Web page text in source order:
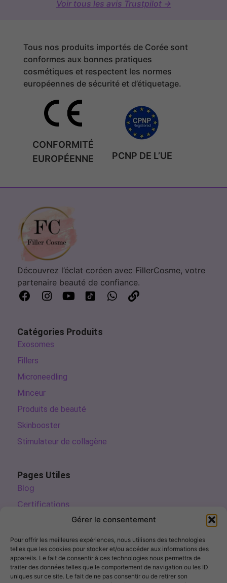
Gérer le consentement
Pour offrir les meilleures expériences, nous utilisons des technologies
telles que les cookies pour stocker et/ou accéder aux informations des
appareils. Le fait de consentir à ces technologies nous permettra de
traiter des données telles que le comportement de navigation ou les ID
uniques sur ce site. Le fait de ne pas consentir ou de retirer son
Voir tous les avis Trustpilot →
Tous nos produits importés de Corée sont
conformes aux bonnes pratiques
cosmétiques et respectent les normes
européennes de sécurité et d’étiquetage.
CONFORMITÉ
EUROPÉENNE
PCNP DE L’UE
Découvrez l’éclat coréen avec FillerCosme, votre
partenaire beauté de confiance.
Catégories Produits
Exosomes
Fillers
Microneedling
Minceur
Produits de beauté
Skinbooster
Stimulateur de collagène
Pages Utiles
Blog
Certifications
Commandes et paiements
Livraisons et retours
Questions fréquentes (FAQ)
Suivre ma commande